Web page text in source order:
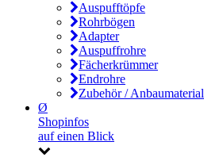
Auspufftöpfe
Rohrbögen
Adapter
Auspuffrohre
Fächerkrümmer
Endrohre
Zubehör / Anbaumaterial
Ø
Shopinfos
auf einen Blick